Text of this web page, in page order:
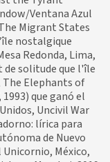
Ventana Azul
Migrant States
nostalgique
Redonda, Lima,
de solitude que l'île
Elephants of
que ganó el
Uncivil War
lírica para
de Nuevo
Unicornio, México,